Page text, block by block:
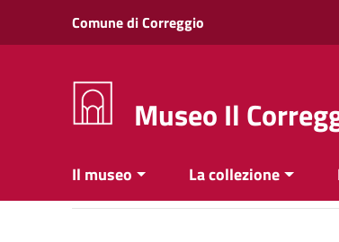
Vai ai contenuti
Vai al menu di navigazione
Comune di Correggio
Museo Il
Il museo La collezione